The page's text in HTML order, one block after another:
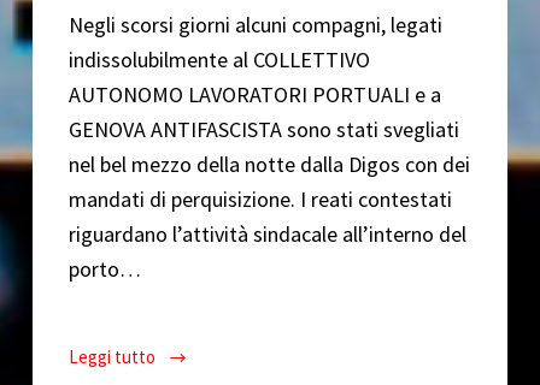
Negli scorsi giorni alcuni compagni, legati
indissolubilmente al COLLETTIVO
AUTONOMO LAVORATORI PORTUALI e a
GENOVA ANTIFASCISTA sono stati svegliati
nel bel mezzo della notte dalla Digos con dei
mandati di perquisizione. I reati contestati
riguardano l’attività sindacale all’interno del
porto…
Leggi tutto
COMUNICATO